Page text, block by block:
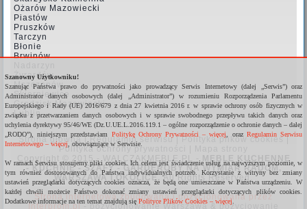
Ożarów Mazowiecki
Piastów
Pruszków
Tarczyn
Błonie
Brwinów
Żyrardów
Mszczonów
Skierniewice
Grodzisk Mazowiecki
Lublin
Strona główna|Regulamin serwisu|Polityka plików cookies|
Polityka ochrony prywatności
Copyright © 2015 - WALCZAKMEBLE.PL -
MEBLE KUCHENNE
- KUCHNIE - SZAFY - GARDEROBY NA WYMIAR RADOM,
WARSZAWA I OKOLICE.All Rights Reserved.
Strona internetowa zbudowana i pozycjonowana przez
Interprom.pl -pozycjonowanie Warszawa &pozycjowanie
Szanowny Użytkowniku!
Szanując Państwa prawo do prywatności jako prowadzący Serwis Internetowy (dalej „Serwis”) oraz
Administrator danych osobowych (dalej „Administrator”) w rozumieniu Rozporządzenia Parlamentu
Europejskiego i Rady (UE) 2016/679 z dnia 27 kwietnia 2016 r. w sprawie ochrony osób fizycznych w
związku z przetwarzaniem danych osobowych i w sprawie swobodnego przepływu takich danych oraz
uchylenia dyrektywy 95/46/WE (Dz.U.UE.L.2016.119.1 – ogólne rozporządzenie o ochronie danych – dalej
„RODO”), niniejszym przedstawiam Politykę Ochrony Prywatności – więcej , oraz Regulamin Serwisu
Internetowego – więcej , obowiązujące w Serwisie.
W ramach Serwisu stosujemy pliki cookies. Ich celem jest świadczenie usług na najwyższym poziomie, w
tym również dostosowanych do Państwa indywidualnych potrzeb. Korzystanie z witryny bez zmiany
ustawień przeglądarki dotyczących cookies oznacza, że będą one umieszczane w Państwa urządzeniu. W
każdej chwili możecie Państwo dokonać zmiany ustawień przeglądarki dotyczących plików cookies.
Dodatkowe informacje na ten temat znajdują się Polityce Plików Cookies – więcej